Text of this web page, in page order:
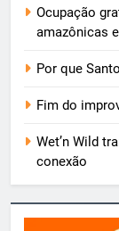
Ocupação
amazônicas
Por que
Fim do
Wet’n Wild
conexão